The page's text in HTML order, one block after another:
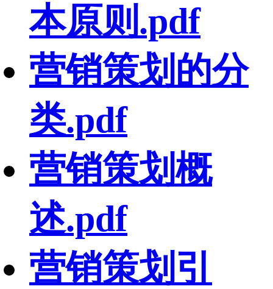
本原则.pdf
营销策划的分
类.pdf
营销策划概
述.pdf
营销策划引